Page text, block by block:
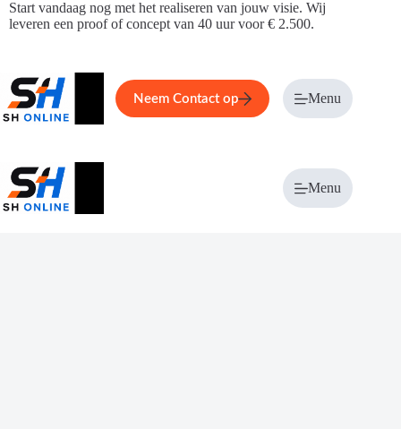
Ga
naar
Start vandaag nog met het realiseren van jouw visie. Wij
leveren een proof of concept van 40 uur voor € 2.500.
Home Service Over ons
Neem Contact op Menu
Menu